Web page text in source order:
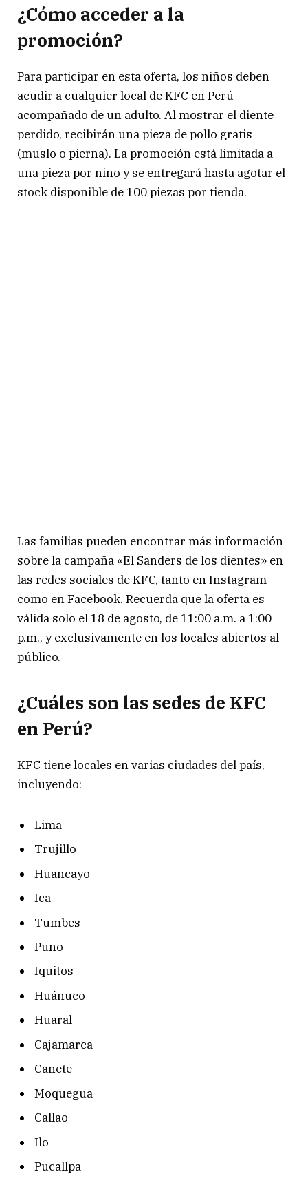
¿Cómo acceder a la
promoción?
Para participar en esta oferta, los niños deben
acudir a cualquier local de KFC en Perú
acompañado de un adulto. Al mostrar el diente
perdido, recibirán una pieza de pollo gratis
(muslo o pierna). La promoción está limitada a
una pieza por niño y se entregará hasta agotar el
stock disponible de 100 piezas por tienda.
Las familias pueden encontrar más información
sobre la campaña «El Sanders de los dientes» en
las redes sociales de KFC, tanto en Instagram
como en Facebook. Recuerda que la oferta es
válida solo el 18 de agosto, de 11:00 a.m. a 1:00
p.m., y exclusivamente en los locales abiertos al
público.
¿Cuáles son las sedes de KFC
en Perú?
KFC tiene locales en varias ciudades del país,
incluyendo:
Lima
Trujillo
Huancayo
Ica
Tumbes
Puno
Iquitos
Huánuco
Huaral
Cajamarca
Cañete
Moquegua
Callao
Ilo
Pucallpa